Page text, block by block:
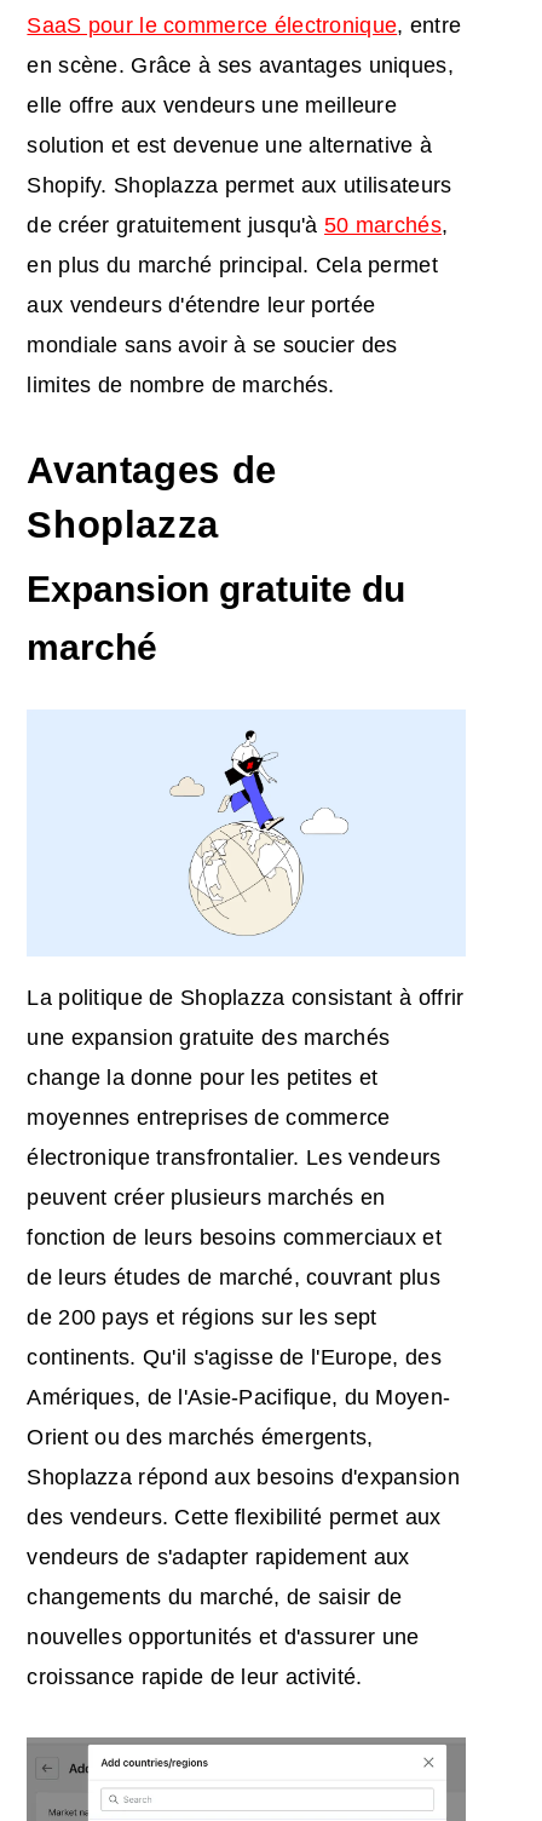
SaaS pour le commerce électronique, entre
en scène. Grâce à ses avantages uniques,
elle offre aux vendeurs une meilleure
solution et est devenue une alternative à
Shopify. Shoplazza permet aux utilisateurs
de créer gratuitement jusqu'à50 marchés,
en plus du marché principal. Cela permet
aux vendeurs d'étendre leur portée
mondiale sans avoir à se soucier des
limites de nombre de marchés.
Avantages de
Shoplazza
Expansion gratuite du
marché
La politique de Shoplazza consistant à offrir
une expansion gratuite des marchés
change la donne pour les petites et
moyennes entreprises de commerce
électronique transfrontalier. Les vendeurs
peuvent créer plusieurs marchés en
fonction de leurs besoins commerciaux et
de leurs études de marché, couvrant plus
de 200 pays et régions sur les sept
continents. Qu'il s'agisse de l'Europe, des
Amériques, de l'Asie-Pacifique, du Moyen-
Orient ou des marchés émergents,
Shoplazza répond aux besoins d'expansion
des vendeurs. Cette flexibilité permet aux
vendeurs de s'adapter rapidement aux
changements du marché, de saisir de
nouvelles opportunités et d'assurer une
croissance rapide de leur activité.